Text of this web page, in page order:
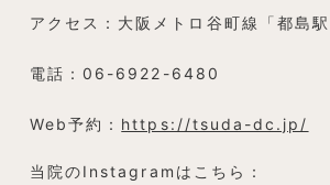
アクセス：大阪メトロ谷町線「都島
電話：06-6922-6480
Web予約： https://tsuda-dc.jp/
当院のInstagramはこちら：